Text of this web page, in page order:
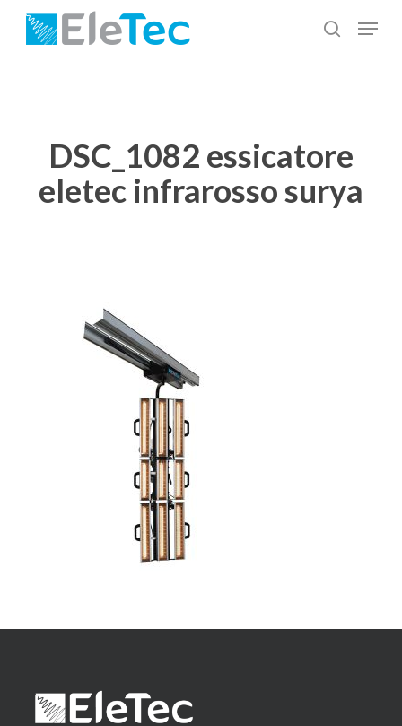
Salta
cerca
Menu
DSC_1082 essicatore
eletec infrarosso surya